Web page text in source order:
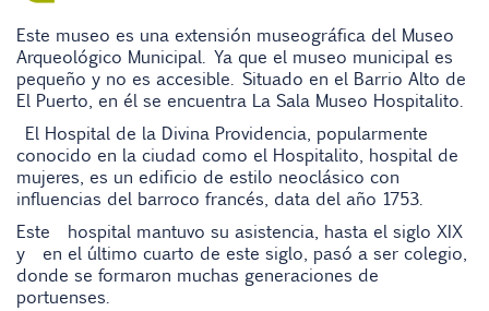
Este museo es una extensión museográfica del Museo
Arqueológico Municipal. Ya que el museo municipal es
pequeño y no es accesible. Situado en el Barrio Alto de
El Puerto, en él se encuentra La Sala Museo Hospitalito.
El Hospital de la Divina Providencia, popularmente
conocido en la ciudad como el Hospitalito, hospital de
mujeres, es un edificio de estilo neoclásico con
influencias del barroco francés, data del año 1753.
Este hospital mantuvo su asistencia, hasta el siglo XIX
y en el último cuarto de este siglo, pasó a ser colegio,
donde se formaron muchas generaciones de
portuenses.